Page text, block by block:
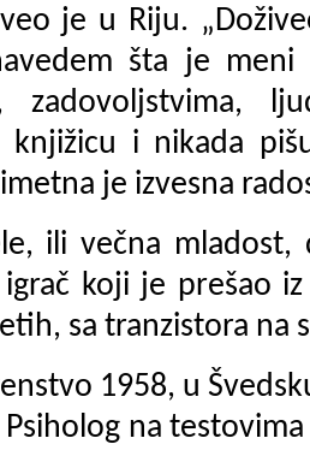
je u Riju.
šta je
zadovoljstvima,
i nikada
je izvesna
ili večna mladost,
koji je prešao
sa tranzistora na
1958, u
na